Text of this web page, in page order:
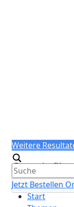
Search
Weitere
Generic
Jetzt Bestellen
Start